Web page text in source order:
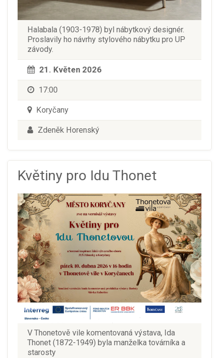
Halabala (1903-1978) byl nábytkový designér.
Proslavily ho návrhy stylového nábytku pro UP
závody.
21. Květen 2026
17:00
Koryčany
Zdeněk Horenský
Květiny pro Idu Thonet
V Thonetově vile komentovaná výstava, Ida
Thonet (1872-1949) byla manželka továrníka a
starosty